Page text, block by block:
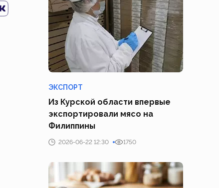
ЭКСПОРТ
Из Курской области впервые
экспортировали мясо на
Филиппины
2026-06-22 12:30 1750